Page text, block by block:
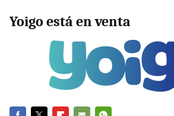
Yoigo está en venta